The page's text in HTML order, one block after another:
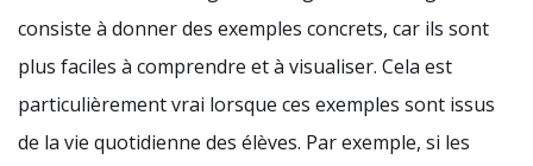
consiste à donner des exemples concrets, car ils sont
plus faciles à comprendre et à visualiser. Cela est
particulièrement vrai lorsque ces exemples sont issus
de la vie quotidienne des élèves. Par exemple, si les